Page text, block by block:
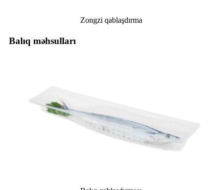
Zongzi qablaşdırma
Balıq məhsulları